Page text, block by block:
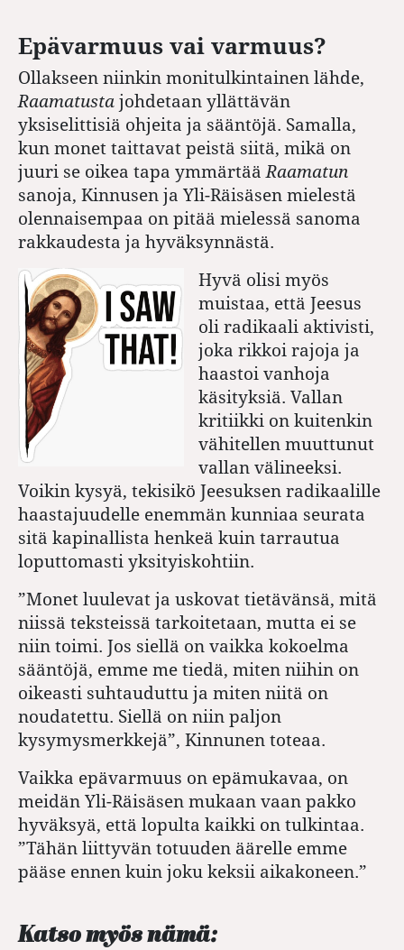
Epävarmuus vai varmuus?
Ollakseen niinkin monitulkintainen lähde,
Raamatusta johdetaan yllättävän
yksiselittisiä ohjeita ja sääntöjä. Samalla,
kun monet taittavat peistä siitä, mikä on
juuri se oikea tapa ymmärtää Raamatun
sanoja, Kinnusen ja Yli-Räisäsen mielestä
olennaisempaa on pitää mielessä sanoma
rakkaudesta ja hyväksynnästä.
Hyvä olisi myös
muistaa, että Jeesus
oli radikaali aktivisti,
joka rikkoi rajoja ja
haastoi vanhoja
käsityksiä. Vallan
kritiikki on kuitenkin
vähitellen muuttunut
vallan välineeksi.
Voikin kysyä, tekisikö Jeesuksen radikaalille
haastajuudelle enemmän kunniaa seurata
sitä kapinallista henkeä kuin tarrautua
loputtomasti yksityiskohtiin.
”Monet luulevat ja uskovat tietävänsä, mitä
niissä teksteissä tarkoitetaan, mutta ei se
niin toimi. Jos siellä on vaikka kokoelma
sääntöjä, emme me tiedä, miten niihin on
oikeasti suhtauduttu ja miten niitä on
noudatettu. Siellä on niin paljon
kysymysmerkkejä”, Kinnunen toteaa.
Vaikka epävarmuus on epämukavaa, on
meidän Yli-Räisäsen mukaan vaan pakko
hyväksyä, että lopulta kaikki on tulkintaa.
”Tähän liittyvän totuuden äärelle emme
pääse ennen kuin joku keksii aikakoneen.”
Katso myös nämä: